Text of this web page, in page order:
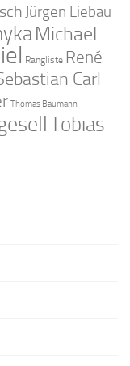
Jürgen Liebau
Michael
Rangliste René
Carl
Thomas Baumann
Tobias